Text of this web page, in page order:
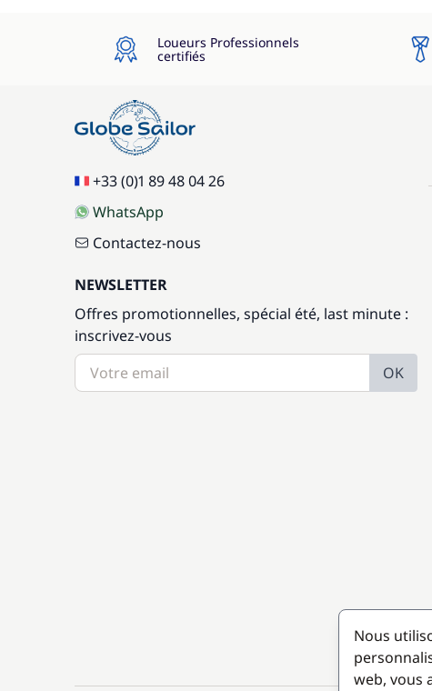
Loueurs Professionnels
certifiés
+33 (0)1 89 48 04 26
WhatsApp
Contactez-nous
NEWSLETTER
Offres promotionnelles, spécial été, last minute :
inscrivez-vous
OK
Nous
web, vous